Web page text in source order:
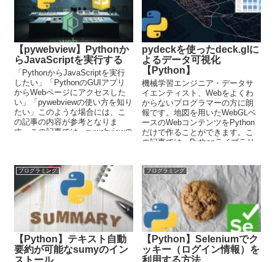
【pywebview】Pythonか
らJavaScriptを実行する
「PythonからJavaScriptを実行
したい」「PythonのGUIアプリ
からWebページにアクセスした
い」「pywebviewの使い方を知り
たい」このような場合には、こ
の記事の内容が参考となりま
す。この記事では、pywebviewの
pydeckを使ったdeck.glに
よるデータ可視化
【Python】
機械学習エンジニア・データサ
イエンティスト、Webをよくわ
からないプログラマーの方に朗
報です。地図を用いたWebGLベ
ースのWebコンテンツをPython
だけで作ることができます。こ
の記事では、Pythonライブラリ
プログラミング
【Python】テキスト自動
要約が可能なsumyのイン
プログラミング
【Python】Seleniumでク
ッキー（ログイン情報）を